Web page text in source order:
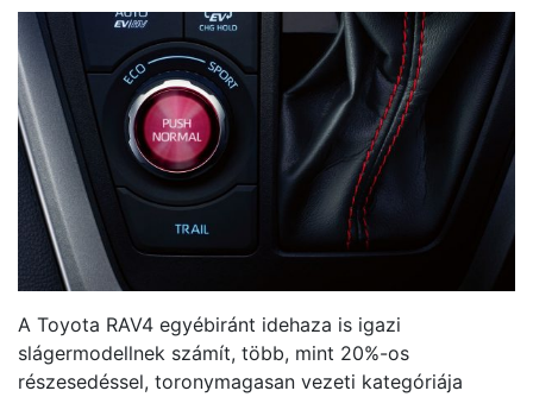
A Toyota RAV4 egyébiránt idehaza is igazi
slágermodellnek számít, több, mint 20%-os
részesedéssel, toronymagasan vezeti kategóriája